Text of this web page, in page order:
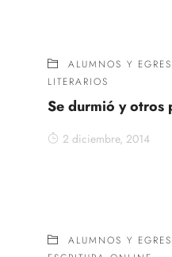
ALUMNOS Y
LITERARIOS
Se durmió y otros
2 diciembre, 2014
ALUMNOS Y